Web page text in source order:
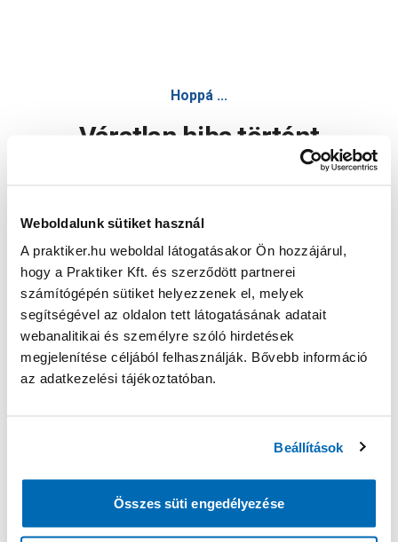
Weboldalunk sütiket használ
A praktiker.hu weboldal látogatásakor Ön hozzájárul,
hogy a Praktiker Kft. és szerződött partnerei
számítógépén sütiket helyezzenek el, melyek
segítségével az oldalon tett látogatásának adatait
webanalitikai és személyre szóló hirdetések
megjelenítése céljából felhasználják. Bővebb információ
az adatkezelési tájékoztatóban.
Beállítások
Összes süti engedélyezése
Hoppá ...
Váratlan hiba történt
Oldal újratöltése